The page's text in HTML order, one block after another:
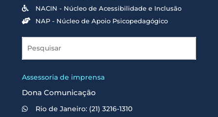
NACIN - Núcleo de Acessibilidade e Inclusão
NAP - Núcleo de Apoio Psicopedagógico
Assessoria de imprensa
Dona Comunicação
Rio de Janeiro: (21) 3216-1310